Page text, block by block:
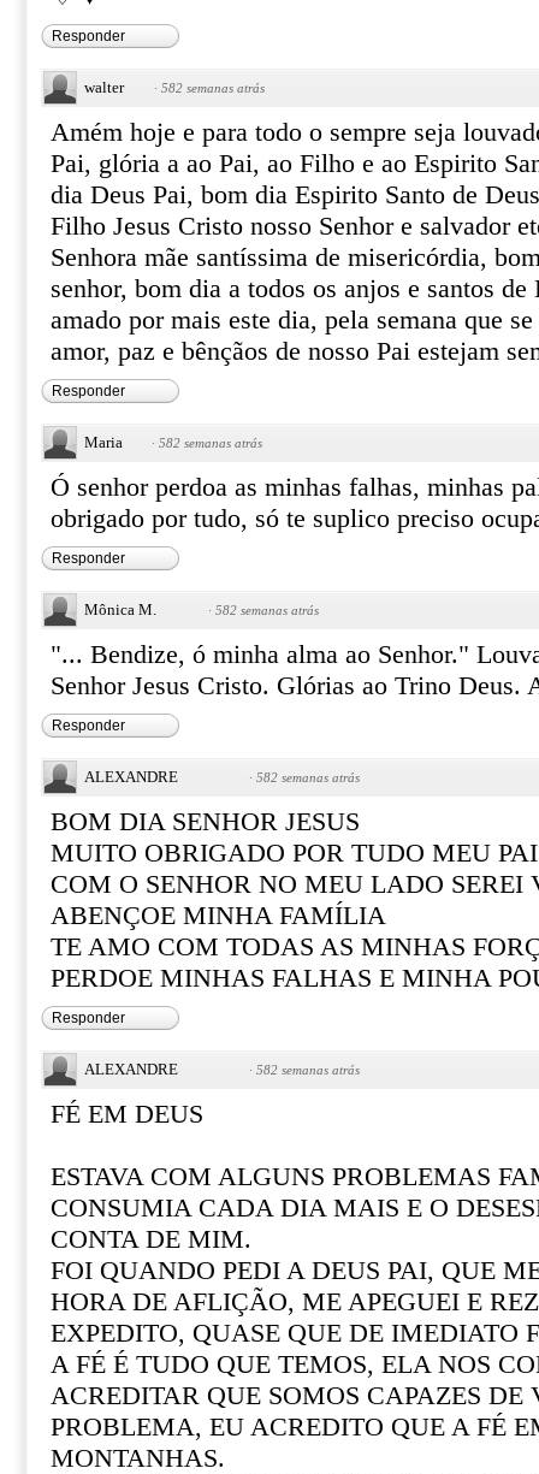
Responder
walter · 582 semanas atrás
Amém hoje e para todo o sempre seja
Pai, glória a ao Pai, ao Filho e ao Espirito
dia Deus Pai, bom dia Espirito Santo de
Filho Jesus Cristo nosso Senhor e salvador
Senhora mãe santíssima de misericórdia,
senhor, bom dia a todos os anjos e santos
amado por mais este dia, pela semana que
amor, paz e bênçãos de nosso Pai estejam
Responder
Maria · 582 semanas atrás
Ó senhor perdoa as minhas falhas, minhas
obrigado por tudo, só te suplico preciso
Responder
Mônica M. · 582 semanas atrás
"... Bendize, ó minha alma ao Senhor."
Senhor Jesus Cristo. Glórias ao Trino Deus.
Responder
ALEXANDRE · 582 semanas atrás
BOM DIA SENHOR JESUS
MUITO OBRIGADO POR TUDO MEU PAI
COM O SENHOR NO MEU LADO SEREI
ABENÇOE MINHA FAMÍLIA
TE AMO COM TODAS AS MINHAS
PERDOE MINHAS FALHAS E MINHA
Responder
ALEXANDRE · 582 semanas atrás
FÉ EM DEUS
ESTAVA COM ALGUNS PROBLEMAS
CONSUMIA CADA DIA MAIS E O
CONTA DE MIM.
FOI QUANDO PEDI A DEUS PAI, QUE
HORA DE AFLIÇÃO, ME APEGUEI E
EXPEDITO, QUASE QUE DE IMEDIATO
A FÉ É TUDO QUE TEMOS, ELA NOS
ACREDITAR QUE SOMOS CAPAZES DE
PROBLEMA, EU ACREDITO QUE A FÉ
MONTANHAS.